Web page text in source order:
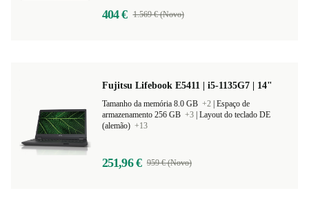
404 € 1.569 € (Novo)
Fujitsu Lifebook E5411 | i5-1135G7 | 14"
Tamanho da memória 8.0 GB +2 Espaço de
armazenamento 256 GB +3 Layout do teclado DE
(alemão) +13
251,96 € 959 € (Novo)